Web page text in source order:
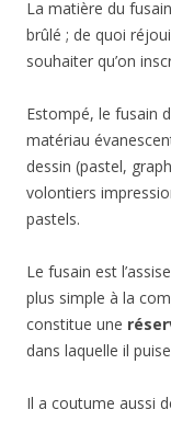
La matière du
brûlé ; de quoi
souhaiter qu’on
Estompé, le fusain
matériau
dessin (pastel,
volontiers
pastels.
Le fusain est
plus simple à la
constitue une
dans laquelle il
Il a coutume aussi